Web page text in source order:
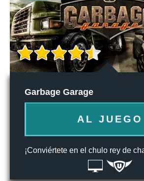
Garbage Garage
AL JUEGO
¡Conviértete en el chulo rey de